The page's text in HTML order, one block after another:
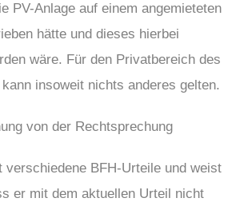
PV-Anlage auf einem angemieteten
hätte und dieses hierbei
wäre. Für den Privatbereich des
insoweit nichts anderes gelten.
von der Rechtsprechung
verschiedene BFH-Urteile und weist
er mit dem aktuellen Urteil nicht